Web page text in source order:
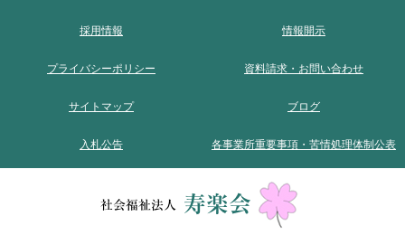
採用情報 情報開示
プライバシーポリシー 資料請求・お問い合わせ
サイトマップ ブログ
入札公告 各事業所重要事項・苦情処理体制公表